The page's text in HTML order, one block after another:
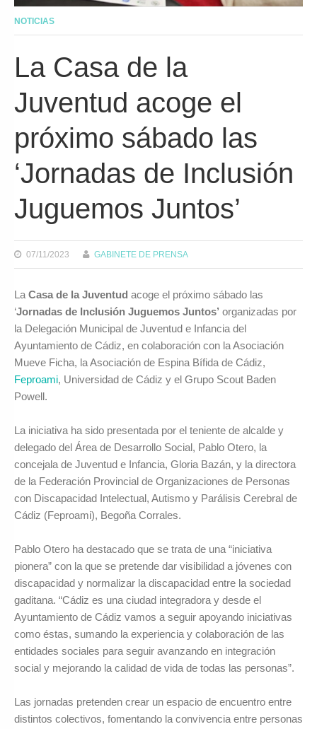
NOTICIAS
La Casa de la
Juventud acoge el
próximo sábado las
‘Jornadas de Inclusión
Juguemos Juntos’
07/11/2023 GABINETE DE PRENSA
La Casa de la Juventud acoge el próximo sábado las
‘Jornadas de Inclusión Juguemos Juntos’ organizadas por
la Delegación Municipal de Juventud e Infancia del
Ayuntamiento de Cádiz, en colaboración con la Asociación
Mueve Ficha, la Asociación de Espina Bífida de Cádiz,
Feproami, Universidad de Cádiz y el Grupo Scout Baden
Powell.
La iniciativa ha sido presentada por el teniente de alcalde y
delegado del Área de Desarrollo Social, Pablo Otero, la
concejala de Juventud e Infancia, Gloria Bazán, y la directora
de la Federación Provincial de Organizaciones de Personas
con Discapacidad Intelectual, Autismo y Parálisis Cerebral de
Cádiz (Feproami), Begoña Corrales.
Pablo Otero ha destacado que se trata de una “iniciativa
pionera” con la que se pretende dar visibilidad a jóvenes con
discapacidad y normalizar la discapacidad entre la sociedad
gaditana. “Cádiz es una ciudad integradora y desde el
Ayuntamiento de Cádiz vamos a seguir apoyando iniciativas
como éstas, sumando la experiencia y colaboración de las
entidades sociales para seguir avanzando en integración
social y mejorando la calidad de vida de todas las personas”.
Las jornadas pretenden crear un espacio de encuentro entre
distintos colectivos, fomentando la convivencia entre personas